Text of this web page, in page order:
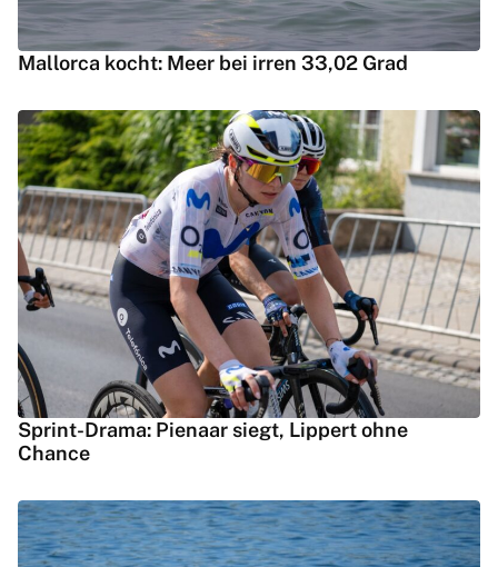
Mallorca kocht: Meer bei irren 33,02 Grad
Sprint-Drama: Pienaar siegt, Lippert ohne
Chance